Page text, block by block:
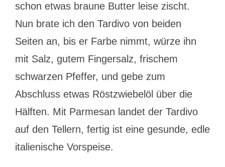
schon etwas braune Butter leise zischt.
Nun brate ich den Tardivo von beiden
Seiten an, bis er Farbe nimmt, würze ihn
mit Salz, gutem Fingersalz, frischem
schwarzen Pfeffer, und gebe zum
Abschluss etwas Röstzwiebelöl über die
Hälften. Mit Parmesan landet der Tardivo
auf den Tellern, fertig ist eine gesunde, edle
italienische Vorspeise.